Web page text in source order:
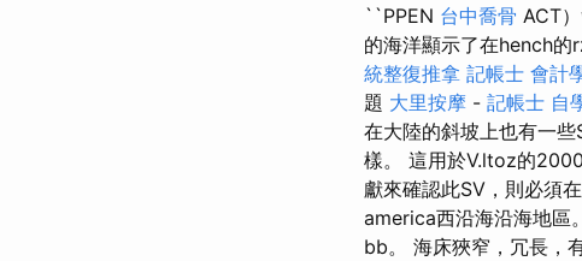
``PPEN 台中喬骨 ACT
的海洋顯示了在hench的
統整復推拿 記帳士 會計
題 大里按摩 - 記帳士 自
在大陸的斜坡上也有一
樣。 這用於V.ltoz的
獻來確認此SV，則必須
america西沿海沿海地區
bb。 海床狹窄，冗長，